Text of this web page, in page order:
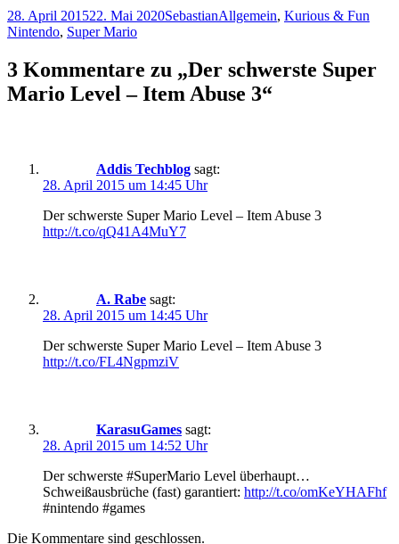
Veröffentlicht
am
28. April 201522. Mai 2020Autor
SebastianKategorien
Allgemein, Kurious & Fun
Nintendo, Super Mario
3 Kommentare zu „Der schwerste Super
Mario Level – Item Abuse 3“
Addis Techblog sagt:
28. April 2015 um 14:45 Uhr
Der schwerste Super Mario Level – Item Abuse 3
http://t.co/qQ41A4MuY7
A. Rabe sagt:
28. April 2015 um 14:45 Uhr
Der schwerste Super Mario Level – Item Abuse 3
http://t.co/FL4NgpmziV
KarasuGames sagt:
28. April 2015 um 14:52 Uhr
Der schwerste #SuperMario Level überhaupt…
Schweißausbrüche (fast) garantiert: http://t.co/omKeYHAFhf
#nintendo #games
Die Kommentare sind geschlossen.